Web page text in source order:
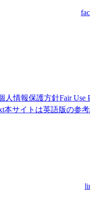
人情報保護方針Fair Use
本サイトは英語版の参